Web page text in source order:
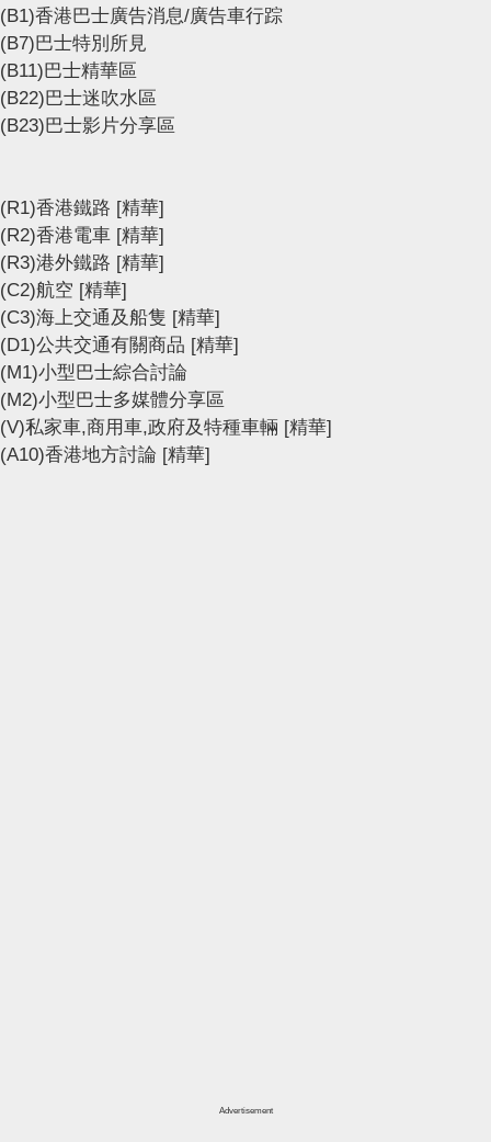
(B1)香港巴士廣告消息/廣告車行踪
(B7)巴士特別所見
(B11)巴士精華區
(B22)巴士迷吹水區
(B23)巴士影片分享區
(R1)香港鐵路 [精華]
(R2)香港電車 [精華]
(R3)港外鐵路 [精華]
(C2)航空 [精華]
(C3)海上交通及船隻 [精華]
(D1)公共交通有關商品 [精華]
(M1)小型巴士綜合討論
(M2)小型巴士多媒體分享區
(V)私家車,商用車,政府及特種車輛 [精華]
(A10)香港地方討論 [精華]
Advertisement